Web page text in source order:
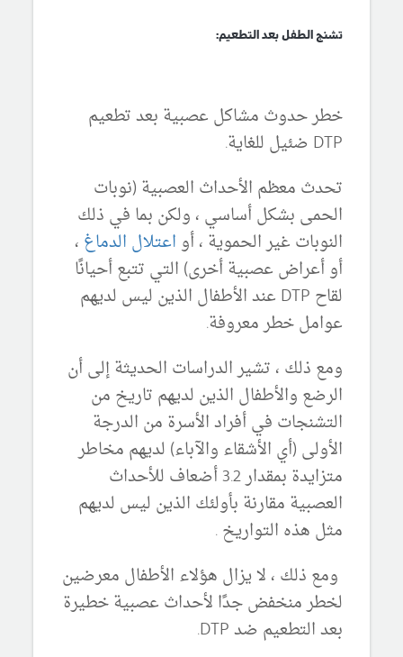
تشنج الطفل بعد التطعيم:
خطر حدوث مشاكل عصبية بعد تطعيم
DTP ضئيل للغاية.
تحدث معظم الأحداث العصبية (نوبات
الحمى بشكل أساسي ، ولكن بما في ذلك
النوبات غير الحموية ، أو اعتلال الدماغ ،
أو أعراض عصبية أخرى) التي تتبع أحيانًا
لقاح DTP عند الأطفال الذين ليس لديهم
عوامل خطر معروفة.
ومع ذلك ، تشير الدراسات الحديثة إلى أن
الرضع والأطفال الذين لديهم تاريخ من
التشنجات في أفراد الأسرة من الدرجة
الأولى (أي الأشقاء والآباء) لديهم مخاطر
متزايدة بمقدار 3.2 أضعاف للأحداث
العصبية مقارنة بأولئك الذين ليس لديهم
مثل هذه التواريخ .
ومع ذلك ، لا يزال هؤلاء الأطفال معرضين
لخطر منخفض جدًا لأحداث عصبية خطيرة
بعد التطعيم ضد DTP.